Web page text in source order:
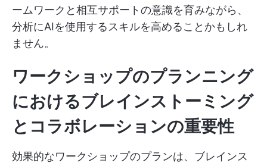
ームワークと相互サポートの意識を育みながら、
分析にAIを使用するスキルを高めることかもしれ
ません。
ワークショップのプランニング
におけるブレインストーミング
とコラボレーションの重要性
効果的なワークショップのプランは、ブレインス